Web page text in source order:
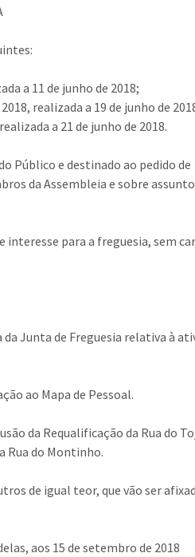
a 11 de junho de 2018;
realizada a 19 de junho de
a 21 de junho de 2018.
Público e destinado ao pedido de
da Assembleia e sobre
interesse para a freguesia, sem
Junta de Freguesia relativa à
ao Mapa de Pessoal.
da Requalificação da Rua do
Rua do Montinho.
de igual teor, que vão ser
aos 15 de setembro de 2018